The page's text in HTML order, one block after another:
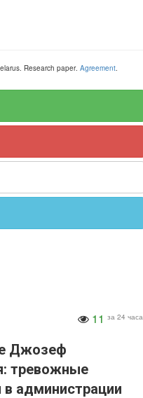
. Research paper. Agreement.
11 за 24 часа
Джозеф
тревожные
администрации